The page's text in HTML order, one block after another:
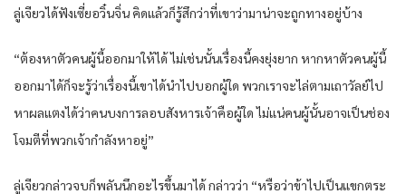
ลู่เจียวได้ฟังเซี่ยอวิ๋นจิ่น คิดแล้วก็รู้สึกว่าที่เขาว่ามาน่าจะถูกทางอยู่บ้าง
“ต้องหาตัวคนผู้นี้ออกมาให้ได้ ไม่เช่นนั้นเรื่องนี้คงยุ่งยาก หากหาตัวคนผู้นี้
ออกมาได้ก็จะรู้ว่าเรื่องนี้เขาได้นำไปบอกผู้ใด พวกเราจะไล่ตามเถาวัลย์ไป
หาผลแตงได้ว่าคนบงการลอบสังหารเจ้าคือผู้ใด ไม่แน่คนผู้นั้นอาจเป็นช่อง
โจมตีที่พวกเจ้ากำลังหาอยู่”
ลู่เจียวกล่าวจบก็พลันนึกอะไรขึ้นมาได้ กล่าวว่า “หรือว่าข้าไปเป็นแขกตระ